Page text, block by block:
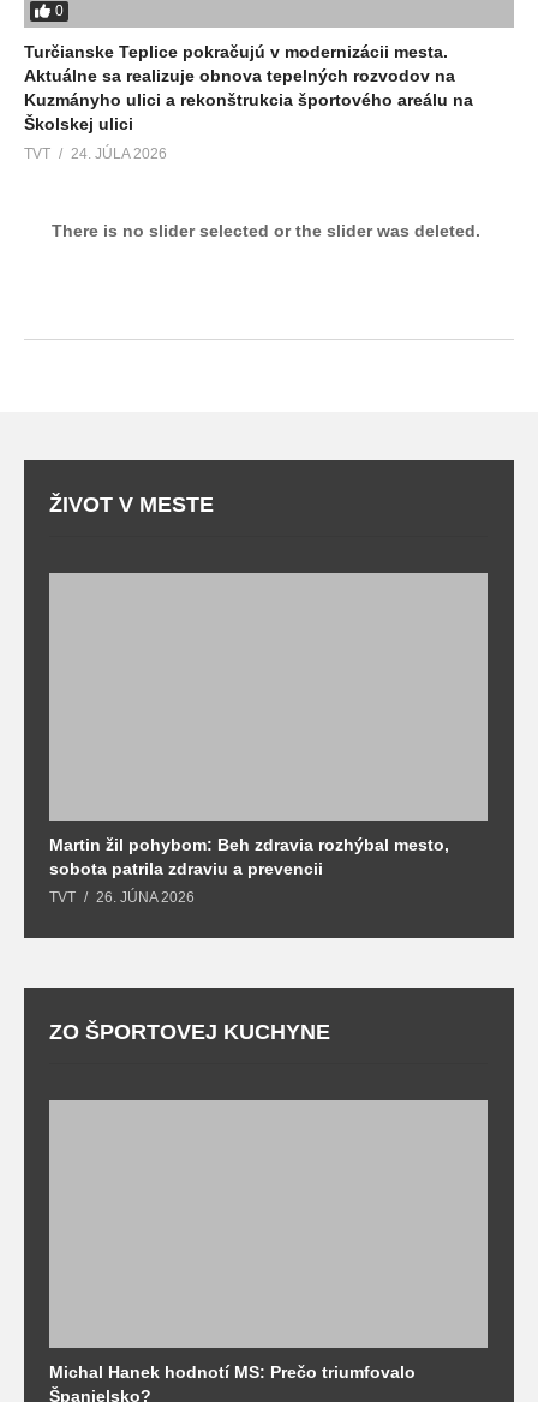
0
Turčianske Teplice pokračujú v modernizácii mesta.
Aktuálne sa realizuje obnova tepelných rozvodov na
Kuzmányho ulici a rekonštrukcia športového areálu na
Školskej ulici
TVT 24. JÚLA 2026
There is no slider selected or the slider was deleted.
ŽIVOT V MESTE
Martin žil pohybom: Beh zdravia rozhýbal mesto,
sobota patrila zdraviu a prevencii
TVT 26. JÚNA 2026
ZO ŠPORTOVEJ KUCHYNE
Michal Hanek hodnotí MS: Prečo triumfovalo
Španielsko?